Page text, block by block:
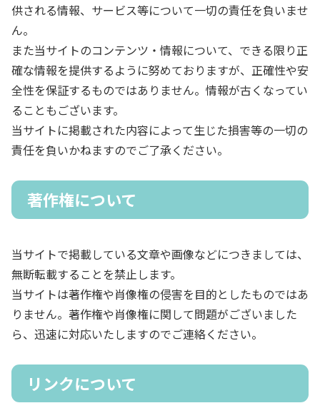
供される情報、サービス等について一切の責任を負いませ
ん。
また当サイトのコンテンツ・情報について、できる限り正
確な情報を提供するように努めておりますが、正確性や安
全性を保証するものではありません。情報が古くなってい
ることもございます。
当サイトに掲載された内容によって生じた損害等の一切の
責任を負いかねますのでご了承ください。
著作権について
当サイトで掲載している文章や画像などにつきましては、
無断転載することを禁止します。
当サイトは著作権や肖像権の侵害を目的としたものではあ
りません。著作権や肖像権に関して問題がございました
ら、迅速に対応いたしますのでご連絡ください。
リンクについて